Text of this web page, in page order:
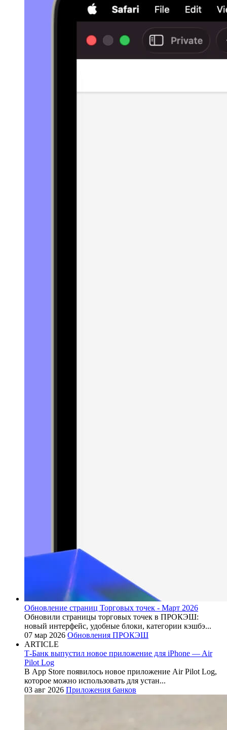
Обновление страниц Торговых точек - Март 2026
Обновили страницы торговых точек в ПРОКЭШ:
новый интерфейс, удобные блоки, категории кэшбэ...
07 мар 2026 Обновления ПРОКЭШ
ARTICLE
Т-Банк выпустил новое приложение для iPhone — Air
Pilot Log
В App Store появилось новое приложение Air Pilot Log,
которое можно использовать для устан...
03 авг 2026 Приложения банков